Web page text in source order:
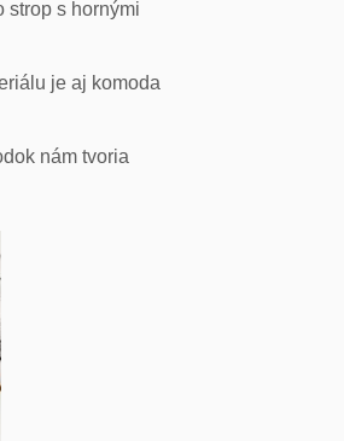
strop s hornými
je aj komoda
nám tvoria